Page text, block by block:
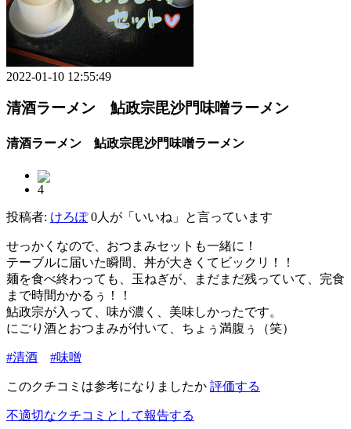
2022-01-10 12:55:49
清酒ラーメン 鮎政宗毘沙門味噌ラーメン
清酒ラーメン 鮎政宗毘沙門味噌ラーメン
4
投稿者: けろぽ 0人が「いいね」と言っています
せっかくなので、おつまみセットも一緒に！
テーブルに届いた瞬間、丼が大きくてビックリ！！
麺を食べ終わっても、玉ねぎが、まだまだ残っていて、完食
まで時間かかるぅ！！
鮎政宗が入って、味が濃く、美味しかったです。
にごり酒とおつまみが付いて、ちょぅ満腹ぅ（笑）
#清酒 #味噌
このクチコミは参考になりましたか 評価する
不適切なクチコミとして報告する